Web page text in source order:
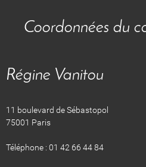
Coordonnées du
Régine Vanitou
11 boulevard de Sébastopol
75001 Paris
Téléphone : 01 42 66 44 84